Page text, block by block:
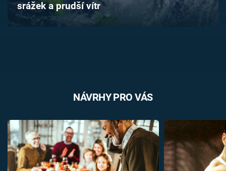
Přihlášení
srážek a prudší vítr
NÁVRHY PRO VÁS